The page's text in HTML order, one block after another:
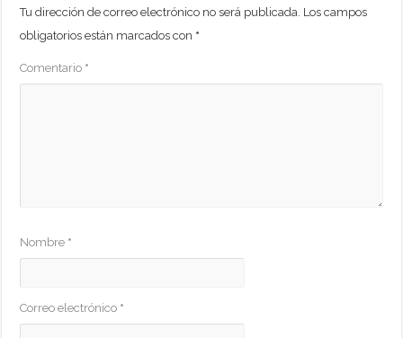
Tu dirección de correo electrónico no será publicada. Los campos
obligatorios están marcados con *
Comentario *
Nombre *
Correo electrónico *